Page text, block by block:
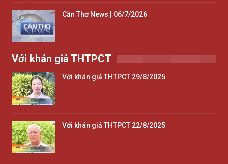
Cần Thơ News | 06/7/2026
Với khán giả THTPCT
Với khán giả THTPCT 29/8/2025
Với khán giả THTPCT 22/8/2025